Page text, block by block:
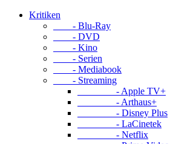
Kritiken
- Blu-Ray
- DVD
- Kino
- Serien
- Mediabook
- Streaming
- Apple TV+
- Arthaus+
- Disney Plus
- LaCinetek
- Netflix